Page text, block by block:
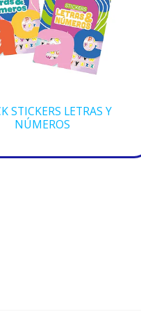
STICKERS LETRAS Y
NÚMEROS